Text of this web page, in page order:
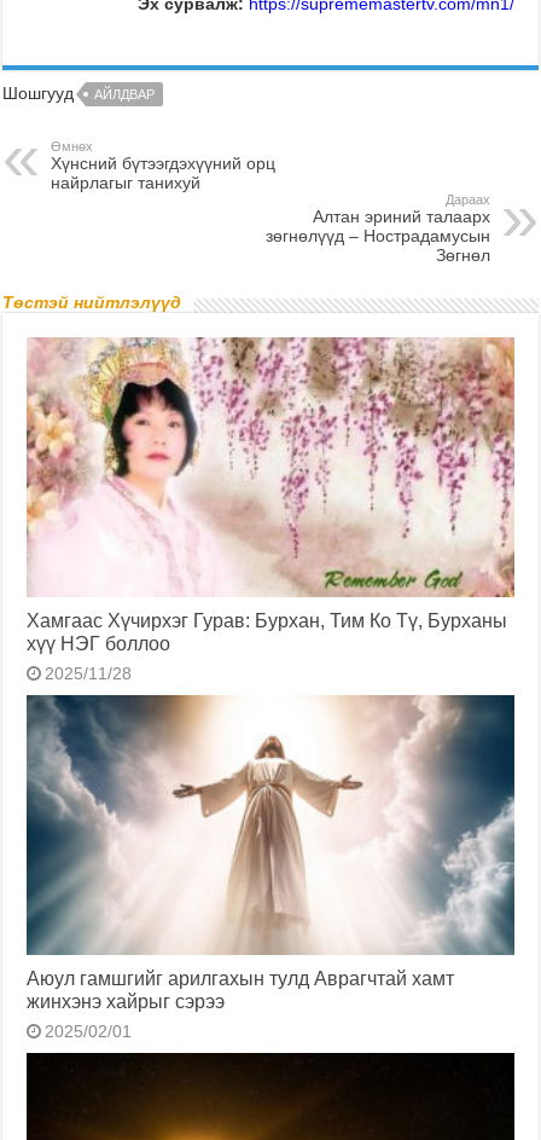
Эх сурвалж: https://suprememastertv.com/mn1/
Шошгууд АЙЛДВАР
Өмнөх
Хүнсний бүтээгдэхүүний орц
найрлагыг танихуй
Дараах
Алтан эриний талаарх
зөгнөлүүд – Нострадамусын
Зөгнөл
Төстэй нийтлэлүүд
Хамгаас Хүчирхэг Гурав: Бурхан, Тим Ко Тү, Бурханы
хүү НЭГ боллоо
2025/11/28
Аюул гамшгийг арилгахын тулд Аврагчтай хамт
жинхэнэ хайрыг сэрээ
2025/02/01